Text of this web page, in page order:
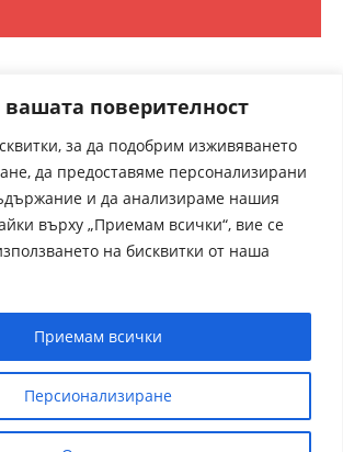
поверителност
за да подобрим изживяването
да предоставяме персонализирани
и да анализираме нашия
върху „Приемам всички“, вие се
на бисквитки от наша
Персионализиране
Приемам всички